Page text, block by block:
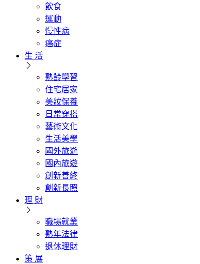
飲食
運動
慢性病
癌症
生 活
熟齡學習
住宅居家
美妝保養
日常穿搭
藝術文化
生活美學
國外旅遊
國內旅遊
創新善終
創新長照
理 財
職場就業
熟年法律
退休理財
策 展